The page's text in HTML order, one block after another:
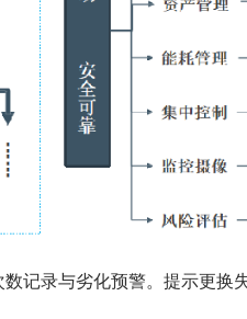
记录与劣化预警。提示更换